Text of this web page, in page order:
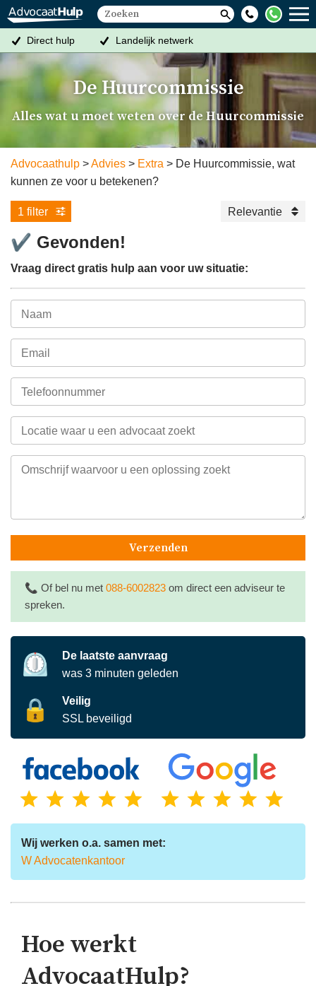
Direct hulp Landelijk netwerk
Altijd een oplossing Gratis eerste gesprek
De Huurcommissie
Alles wat u moet weten over de Huurcommissie
Advocaathulp Advies Extra
De Huurcommissie, wat
kunnen ze voor u betekenen?
1 filter Relevantie
✔ Gevonden!
Vraag direct gratis hulp aan voor uw situatie:
Verzenden
📞 Of bel nu met 088-6002823 om direct een adviseur te
spreken.
⏲️
De laatste aanvraag
was 3 minuten geleden
🔒
Veilig
SSL beveiligd
Wij werken o.a. samen met:
W Advocatenkantoor
Hoe werkt
AdvocaatHulp?